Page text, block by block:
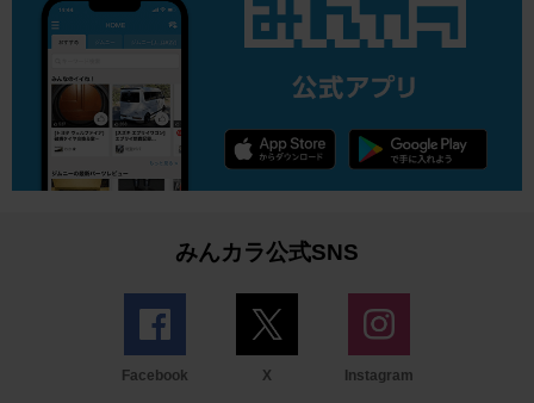
みんカラ公式SNS
Facebook X Instagram